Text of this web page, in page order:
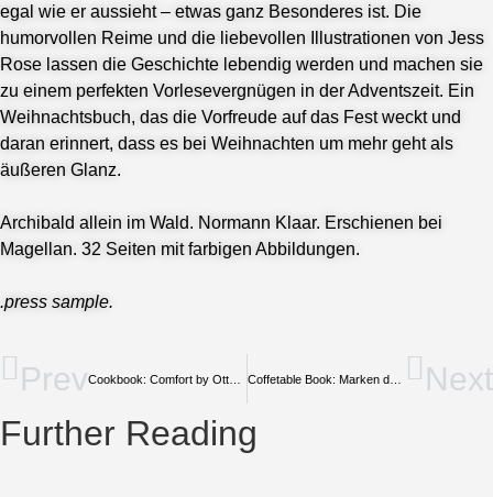
egal wie er aussieht – etwas ganz Besonderes ist. Die
humorvollen Reime und die liebevollen Illustrationen von Jess
Rose lassen die Geschichte lebendig werden und machen sie
zu einem perfekten Vorlesevergnügen in der Adventszeit. Ein
Weihnachtsbuch, das die Vorfreude auf das Fest weckt und
daran erinnert, dass es bei Weihnachten um mehr geht als
äußeren Glanz.
Archibald allein im Wald. Normann Klaar. Erschienen bei
Magellan. 32 Seiten mit farbigen Abbildungen.
.press sample.
Prev Coffetable Book: Marken des Jahrhunderts: Transformation und Zukunft im Blick Next
Further Reading